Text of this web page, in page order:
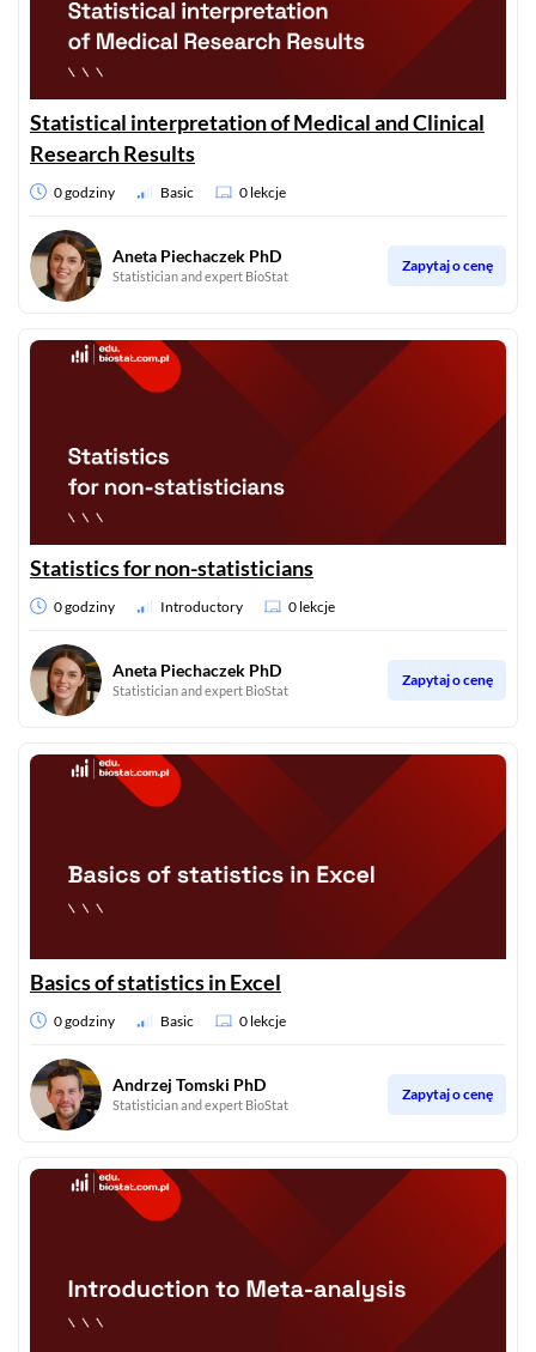
Statistical interpretation of Medical and Clinical
Research Results
0 godziny Basic 0 lekcje
Aneta Piechaczek PhD
Statistician and expert BioStat
Zapytaj o cenę
Statistics for non-statisticians
0 godziny Introductory 0 lekcje
Aneta Piechaczek PhD
Statistician and expert BioStat
Zapytaj o cenę
Basics of statistics in Excel
0 godziny Basic 0 lekcje
Andrzej Tomski PhD
Statistician and expert BioStat
Zapytaj o cenę